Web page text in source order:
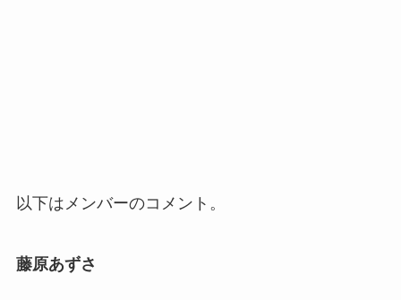
以下はメンバーのコメント。
藤原あずさ